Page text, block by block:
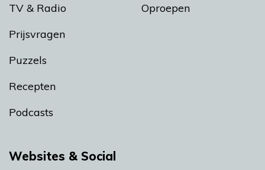
TV & Radio
Prijsvragen
Puzzels
Recepten
Podcasts
Oproepen
Websites & Social